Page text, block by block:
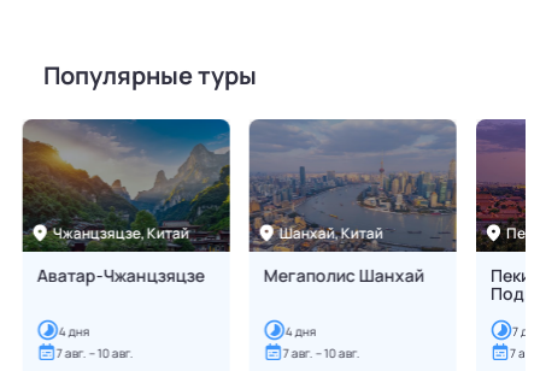
Популярные туры
Чжанцзяцзе,Китай
Аватар-Чжанцзяцзе
4дня
7 авг. – 10 авг.
Шанхай,Китай
Мегаполис Шанхай
4дня
7 авг. – 10 авг.
7
7